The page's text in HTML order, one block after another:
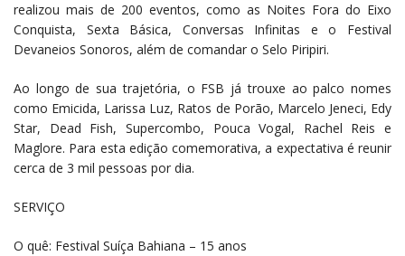
realizou mais de 200 eventos, como as Noites Fora do Eixo
Conquista, Sexta Básica, Conversas Infinitas e o Festival
Devaneios Sonoros, além de comandar o Selo Piripiri.
Ao longo de sua trajetória, o FSB já trouxe ao palco nomes
como Emicida, Larissa Luz, Ratos de Porão, Marcelo Jeneci, Edy
Star, Dead Fish, Supercombo, Pouca Vogal, Rachel Reis e
Maglore. Para esta edição comemorativa, a expectativa é reunir
cerca de 3 mil pessoas por dia.
SERVIÇO
O quê: Festival Suíça Bahiana – 15 anos